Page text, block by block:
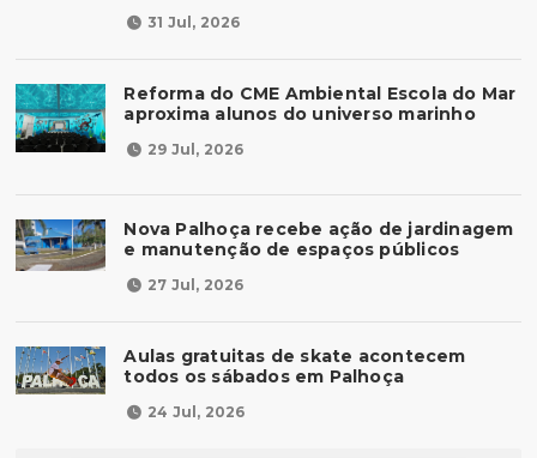
31 Jul, 2026
Reforma do CME Ambiental Escola do Mar
aproxima alunos do universo marinho
29 Jul, 2026
Nova Palhoça recebe ação de jardinagem
e manutenção de espaços públicos
27 Jul, 2026
Aulas gratuitas de skate acontecem
todos os sábados em Palhoça
24 Jul, 2026